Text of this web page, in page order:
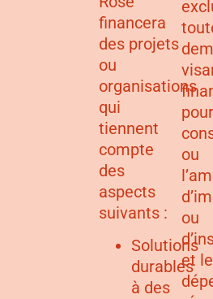
financera
des projets
ou
organisations
qui
tiennent
compte
des
aspects
suivants :
Solutions
durables
à des
ou
ou
et